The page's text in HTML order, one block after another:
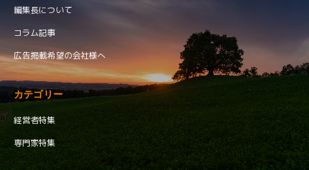
編集長について
コラム記事
広告掲載希望の会社様へ
カテゴリー
経営者特集
専門家特集